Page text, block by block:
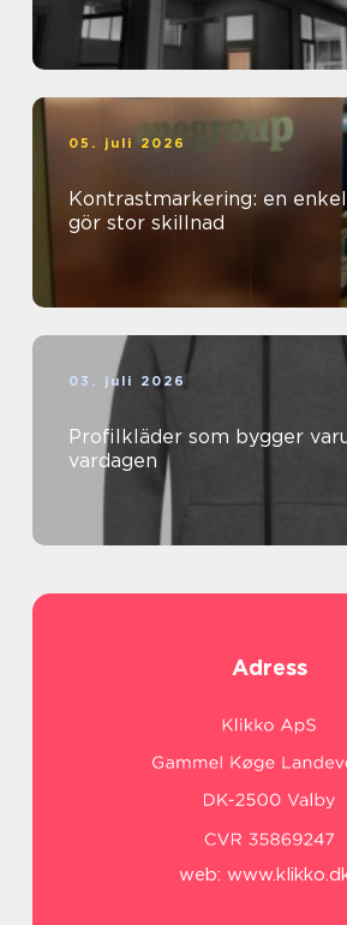
05. juli 2026
Kontrastmarkering: en
gör stor skillnad
03. juli 2026
Profilkläder som bygger
vardagen
Adress
web: